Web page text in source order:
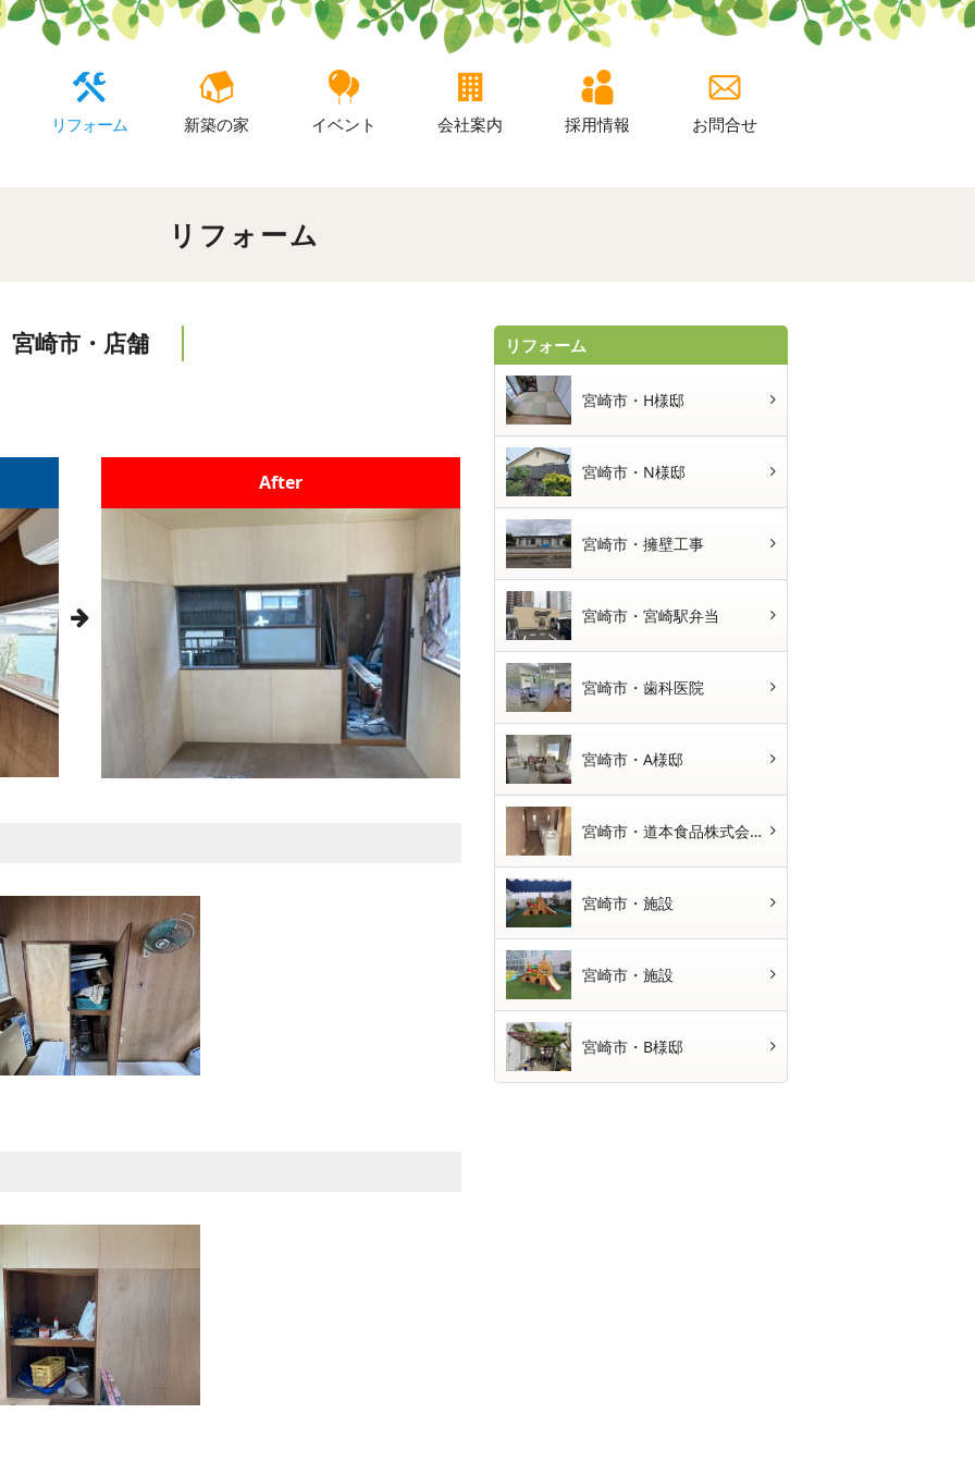
リフォーム 新築の家 イベント 会社案内 採用情報 お問合せ
リフォーム
宮崎市・店舗
After
リフォーム
宮崎市・H様邸
宮崎市・N様邸
宮崎市・擁壁工事
宮崎市・宮崎駅弁当
宮崎市・歯科医院
宮崎市・A様邸
宮崎市・道本食品株式会社さま
宮崎市・施設
宮崎市・施設
宮崎市・B様邸